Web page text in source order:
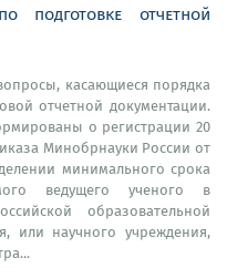
подготовке отчетной
касающиеся порядка
отчетной документации.
о регистрации 20
Минобрнауки России от
минимального срока
ведущего ученого в
образовательной
или научного учреждения,